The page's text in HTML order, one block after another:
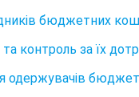
бюджетних
контроль за їх
одержувачів